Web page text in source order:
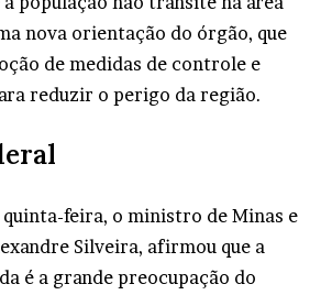
nova orientação do órgão, que
de medidas de controle e
reduzir o perigo da região.
feira, o ministro de Minas e
Silveira, afirmou que a
é a grande preocupação do